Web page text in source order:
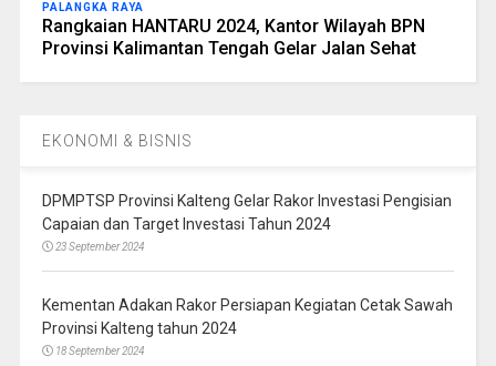
PALANGKA RAYA
Rangkaian HANTARU 2024, Kantor Wilayah BPN
Provinsi Kalimantan Tengah Gelar Jalan Sehat
EKONOMI & BISNIS
DPMPTSP Provinsi Kalteng Gelar Rakor Investasi Pengisian
Capaian dan Target Investasi Tahun 2024
23 September 2024
Kementan Adakan Rakor Persiapan Kegiatan Cetak Sawah
Provinsi Kalteng tahun 2024
18 September 2024